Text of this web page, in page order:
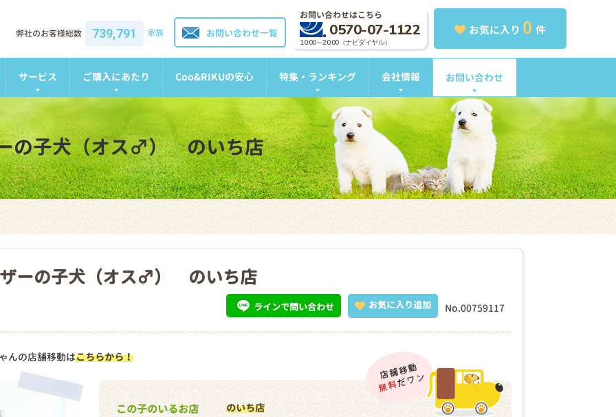
お気に入り 0 件
お問い合わせはこちら
0570-07-1122
10:00～20:00（ナビダイヤル）
お問い合わせ一覧
弊社のお客様総数 739,791 家族
サービス ご購入にあたり Coo&RIKUの安心 特集・ランキング 会社情報 お問い合わせ
の子犬（オス♂） のいち店
ーの子犬（オス♂） のいち店
No.00759117
お気に入り追加
ラインで問い合わせ
んの店舗移動はこちらから！
この子のいるお店 のいち店